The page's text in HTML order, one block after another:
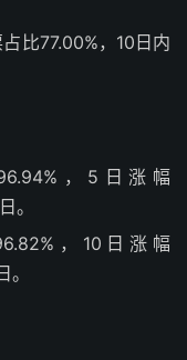
比77.00%，10日内
，5日涨幅
。
，10日涨幅